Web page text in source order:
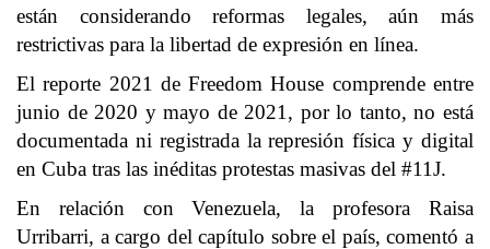
están considerando reformas legales, aún más
restrictivas para la libertad de expresión en línea.
El reporte 2021 de Freedom House comprende entre
junio de 2020 y mayo de 2021, por lo tanto, no está
documentada ni registrada la represión física y digital
en Cuba tras las inéditas protestas masivas del #11J.
En relación con Venezuela, la profesora Raisa
Urribarri, a cargo del capítulo sobre el país, comentó a